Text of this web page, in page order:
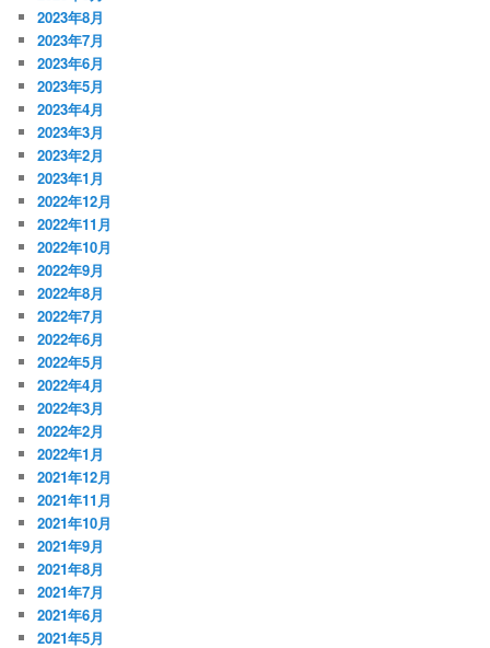
2023年8月
2023年7月
2023年6月
2023年5月
2023年4月
2023年3月
2023年2月
2023年1月
2022年12月
2022年11月
2022年10月
2022年9月
2022年8月
2022年7月
2022年6月
2022年5月
2022年4月
2022年3月
2022年2月
2022年1月
2021年12月
2021年11月
2021年10月
2021年9月
2021年8月
2021年7月
2021年6月
2021年5月